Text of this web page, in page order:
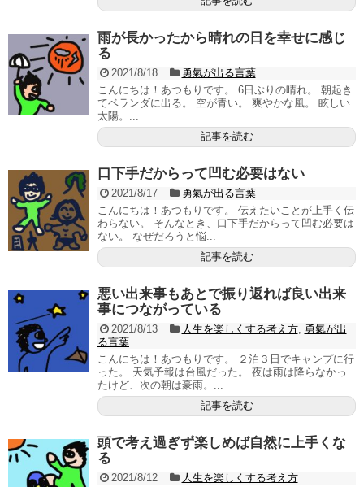
雨が長かったから晴れの日を幸せに感じ
る
2021/8/18
勇氣が出る言葉
こんにちは！あつもりです。 6日ぶりの晴れ。 朝起き
てベランダに出る。 空が青い。 爽やかな風。 眩しい
太陽。...
記事を読む
口下手だからって凹む必要はない
2021/8/17
勇氣が出る言葉
こんにちは！あつもりです。 伝えたいことが上手く伝
わらない。 そんなとき、口下手だからって凹む必要は
ない。 なぜだろうと悩...
記事を読む
悪い出来事もあとで振り返れば良い出来
事につながっている
2021/8/13 人生を楽しくする考え方, 勇氣が出
る言葉
こんにちは！あつもりです。 ２泊３日でキャンプに行
った。 天気予報は台風だった。 夜は雨は降らなかっ
たけど、次の朝は豪雨。...
記事を読む
頭で考え過ぎず楽しめば自然に上手くな
る
2021/8/12
人生を楽しくする考え方